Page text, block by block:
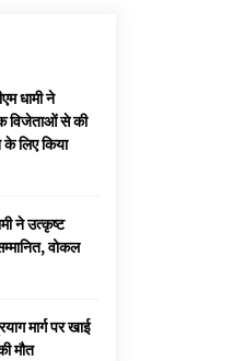
धामी ने
विजेताओं से की
के लिए किया
ने उत्कृष्ट
वोकल
मार्ग पर खाई
मौत